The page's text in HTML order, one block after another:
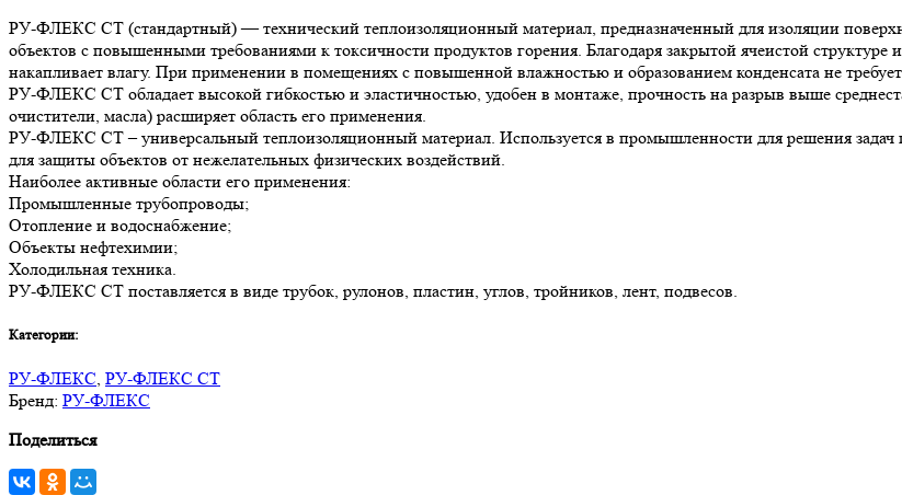
РУ-ФЛЕКС СТ (стандартный) — технический теплоизоляционный материал, предназначенный для изоляции
объектов с повышенными требованиями к токсичности продуктов горения. Благодаря закрытой ячеистой
накапливает влагу. При применении в помещениях с повышенной влажностью и образованием конденсата не
РУ-ФЛЕКС СТ обладает высокой гибкостью и эластичностью, удобен в монтаже, прочность на разрыв выше
очистители, масла) расширяет область его применения.
РУ-ФЛЕКС СТ – универсальный теплоизоляционный материал. Используется в промышленности для решения задач
для защиты объектов от нежелательных физических воздействий.
Наиболее активные области его применения:
Промышленные трубопроводы;
Отопление и водоснабжение;
Объекты нефтехимии;
Холодильная техника.
РУ-ФЛЕКС СТ поставляется в виде трубок, рулонов, пластин, углов, тройников, лент, подвесов.
Категории:
РУ-ФЛЕКС, РУ-ФЛЕКС СТ
Бренд: РУ-ФЛЕКС
Поделиться